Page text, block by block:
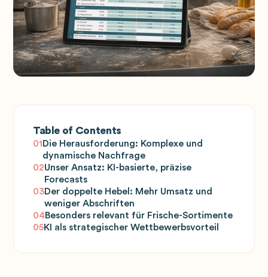
Table of Contents
01Die Herausforderung: Komplexe und
dynamische Nachfrage
02Unser Ansatz: KI-basierte, präzise
Forecasts
03Der doppelte Hebel: Mehr Umsatz und
weniger Abschriften
04Besonders relevant für Frische-Sortimente
05KI als strategischer Wettbewerbsvorteil